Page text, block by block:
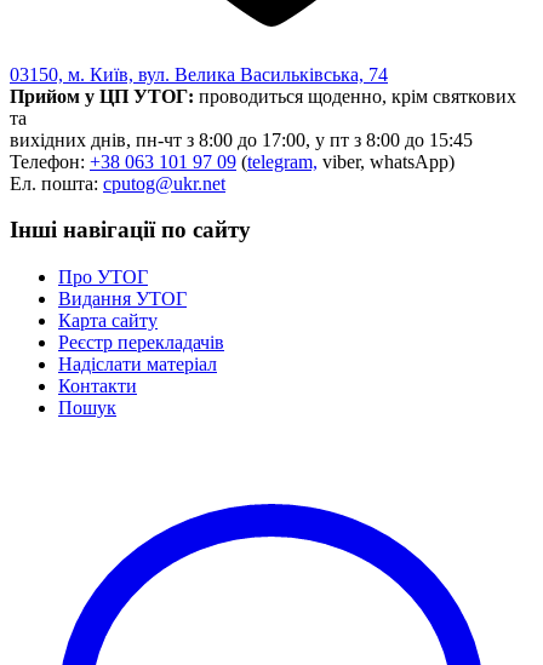
03150, м. Київ, вул. Велика Васильківська, 74
Прийом у ЦП УТОГ: проводиться щоденно, крім святкових
та
вихідних днів, пн-чт з 8:00 до 17:00, у пт з 8:00 до 15:45
Телефон: +38 063 101 97 09 (telegram, viber, whatsApp)
Ел. пошта: cputog@ukr.net
Інші навігації по сайту
Про УТОГ
Видання УТОГ
Карта сайту
Реєстр перекладачів
Надіслати матеріал
Контакти
Пошук